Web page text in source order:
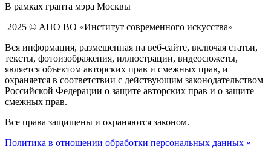
В рамках гранта мэра Москвы
2025 © АНО ВО «Институт современного искусства»
Вся информация, размещенная на веб-сайте, включая статьи,
тексты, фотоизображения, иллюстрации, видеосюжеты,
является объектом авторских прав и смежных прав, и
охраняется в соответствии с действующим законодательством
Российской Федерации о защите авторских прав и о защите
смежных прав.
Все права защищены и охраняются законом.
Политика в отношении обработки персональных данных »